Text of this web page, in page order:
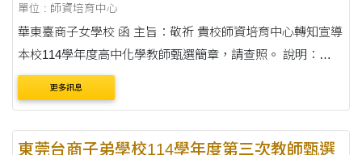
單位 : 師資培育中心
華東臺商子女學校 函 主旨：敬祈 貴校師資培育中心轉知宣導
本校114學年度高中化學教師甄選簡章，請查照。 說明：
一、本校位居大陸江蘇省昆山市，係經教育部備案之臺商子
女學校，其學制、課程、教材、教....
更多訊息
東莞台商子弟學校114學年度第三次教師甄選